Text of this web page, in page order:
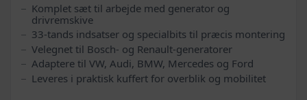
Komplet sæt til arbejde med generator og
drivremskive
33-tands indsatser og specialbits til præcis montering
Velegnet til Bosch- og Renault-generatorer
Adaptere til VW, Audi, BMW, Mercedes og Ford
Leveres i praktisk kuffert for overblik og mobilitet